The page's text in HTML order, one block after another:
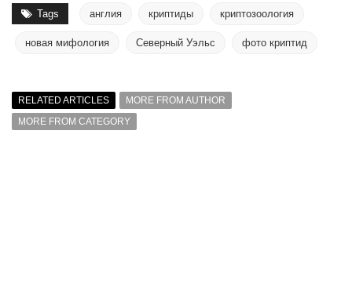
Tags англия криптиды криптозоология
новая мифология Северный Уэльс фото криптид
RELATED ARTICLES
MORE FROM AUTHOR
MORE FROM CATEGORY